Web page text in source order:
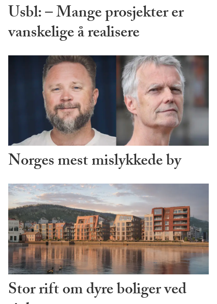
Usbl: – Mange prosjekter er
vanskelige å realisere
Norges mest mislykkede by
Stor rift om dyre boliger ved